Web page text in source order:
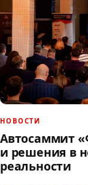
НОВОСТИ
Автосаммит
и решения в
реальности